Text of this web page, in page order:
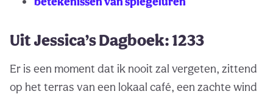
Uit Jessica’s Dagboek: 1233
Er is een moment dat ik nooit zal vergeten, zittend
op het terras van een lokaal café, een zachte wind